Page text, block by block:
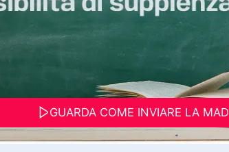
GUARDA COME INVIARE LA MAD